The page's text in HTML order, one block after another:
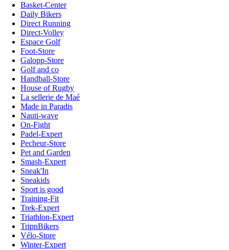
Basket-Center
Daily Bikers
Direct Running
Direct-Volley
Espace Golf
Foot-Store
Galopp-Store
Golf and co
Handball-Store
House of Rugby
La sellerie de Maé
Made in Paradis
Nauti-wave
On-Fight
Padel-Expert
Pecheur-Store
Pet and Garden
Smash-Expert
Sneak'In
Sneakids
Sport is good
Training-Fit
Trek-Expert
Triathlon-Expert
TripnBikers
Vélo-Store
Winter-Expert